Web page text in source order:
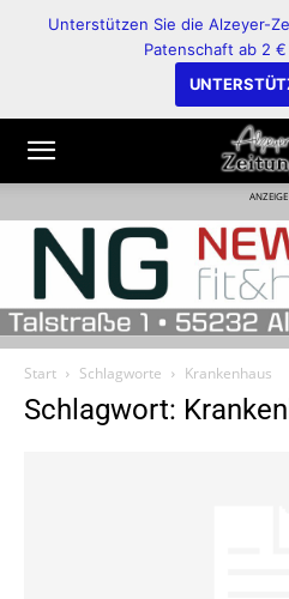
ANZEIGE
Start Schlagworte Krankenhaus
Schlagwort:
Unterstützen Sie die Alzeyer-
Patenschaft ab 2